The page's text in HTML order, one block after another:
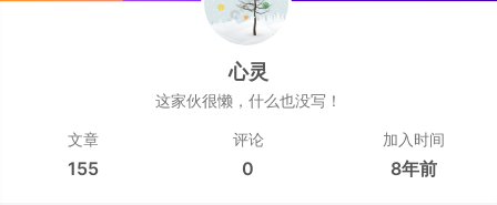
心灵
这家伙很懒，什么也没写！
文章
155
评论
0
加入时间
8年前